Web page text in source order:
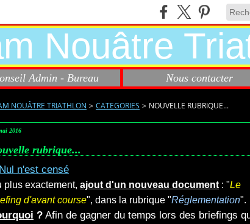
Admin - Bureau Nous contacter
NOUÂTRE TRIATHLON > CATEGORIES > NOUVELLE RUBRIQUE...
2016
rubrique...
plus exactement, ajout d'un nouveau document : "Le
d'avant course", dans la rubrique "Réglementation".
? Afin de gagner du temps lors des briefings